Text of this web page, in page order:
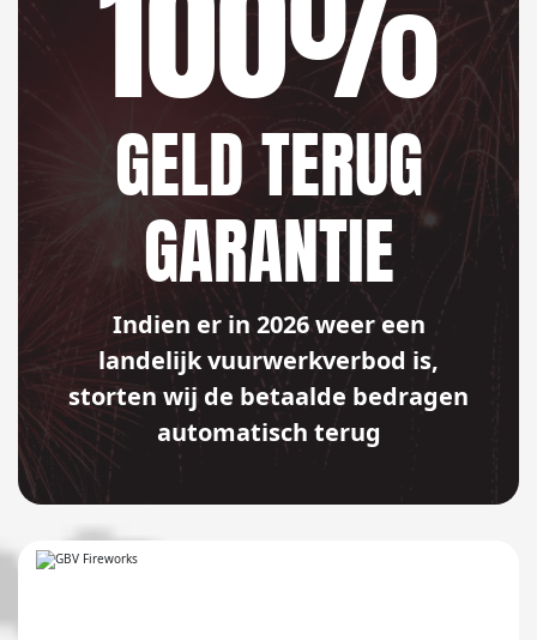
GELD TERUG
GARANTIE
Indien er in 2026 weer een
landelijk vuurwerkverbod is,
storten wij de betaalde bedragen
automatisch terug